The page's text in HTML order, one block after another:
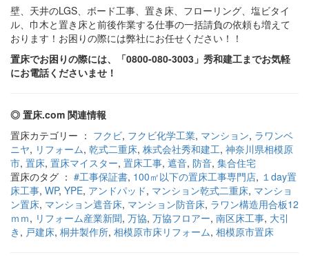
壁、天井のLGS、ボード工事、置き床、フローリング、塩ビタイ
ル、巾木と置き床と前後作業する仕事の一括請負の依頼も増えて
おります！お困りの際には弊社にお任せください！！
置床でお困りの際には、「0800-080-3003」秀和建工までお気軽
にお電話くださいませ！
◎ 置床.com 関連情報
置床カテゴリー ： フクビ, フクビ化学工業, マンション, ラワンベ
ニヤ, リフォーム, 乾式二重床, 株式会社秀和建工, 神奈川県相模原
市, 置床, 置床マイスター, 置床工事, 遮音, 防音, 集合住宅
置床のタグ ： #工事保証書, 100㎡以下の置床工事専門店, １day置
床工事, WP, YPE, アンドパッド, マンション乾式二重床, マンショ
ン置床, マンション遮音床, マンション防音床, ラワン構造用合板12
ｍｍ, リフォーム産業新聞, 万協, 万協フロアー, 南区床工事, 大引
き , 戸建床, 桐井製作所, 相模原市床リフォーム, 相模原市置床